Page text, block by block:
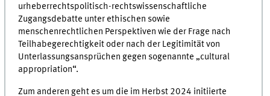
urheberrechtspolitisch-rechtswissenschaftliche
Zugangsdebatte unter ethischen sowie
menschenrechtlichen Perspektiven wie der Frage nach
Teilhabegerechtigkeit oder nach der Legitimität von
Unterlassungsansprüchen gegen sogenannte „cultural
appropriation“.
Zum anderen geht es um die im Herbst 2024 initiierte